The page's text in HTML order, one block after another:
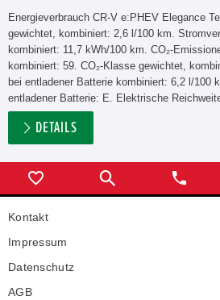
Energieverbrauch CR-V e:PHEV Elegance
gewichtet, kombiniert: 2,6 l/100 km.
kombiniert: 11,7 kWh/100 km. CO₂-
kombiniert: 59. CO₂-Klasse gewichtet,
bei entladener Batterie kombiniert: 6,2 l/100
entladener Batterie: E. Elektrische
DETAILS
Kontakt
Impressum
Datenschutz
AGB